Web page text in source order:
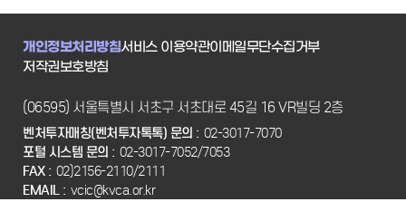
개인정보처리방침서비스 이용약관이메일무단수집거부
저작권보호방침
(06595) 서울특별시 서초구 서초대로 45길 16 VR빌딩 2층
벤처투자매칭(벤처투자톡톡) 문의 : 02-3017-7070
포털 시스템 문의 : 02-3017-7052/7053
FAX : 02)2156-2110/2111
EMAIL : vcic@kvca.or.kr